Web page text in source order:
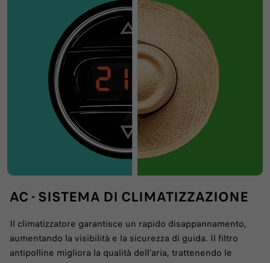
AC - SISTEMA DI CLIMATIZZAZIONE
Il climatizzatore garantisce un rapido disappannamento,
aumentando la visibilità e la sicurezza di guida. Il filtro
antipolline migliora la qualità dell’aria, trattenendo le